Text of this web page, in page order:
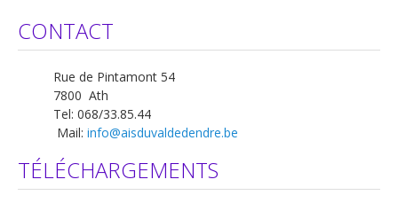
Proposer un logement à l'AIS
Travaux
Aides et primes
Réparations à charge de ...
Locataires
Conditions d'accès
CONTACT
Rue de Pintamont 54
7800 Ath
Tel: 068/33.85.44
Mail: info@aisduvaldedendre.be
TÉLÉCHARGEMENTS